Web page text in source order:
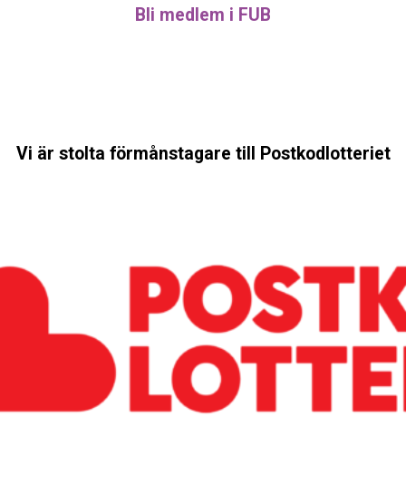
Bli medlem i FUB
Vi är stolta förmånstagare till Postkodlotteriet